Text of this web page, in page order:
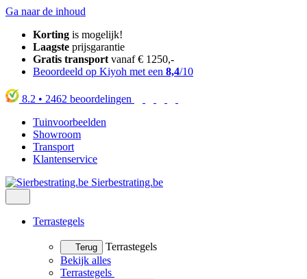
Ga naar de inhoud
Korting is mogelijk!
Laagste prijsgarantie
Gratis transport vanaf € 1250,-
Beoordeeld op Kiyoh met een 8,4/10
8.2 • 2462 beoordelingen
Tuinvoorbeelden
Showroom
Transport
Klantenservice
Sierbestrating.be
Terrastegels
Terug
Terrastegels
Bekijk alles
Terrastegels